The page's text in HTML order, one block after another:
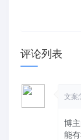
评论列表
文案
博
能